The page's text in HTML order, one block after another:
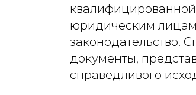
юридическим лицам
законодательство.
документы,
справедливого